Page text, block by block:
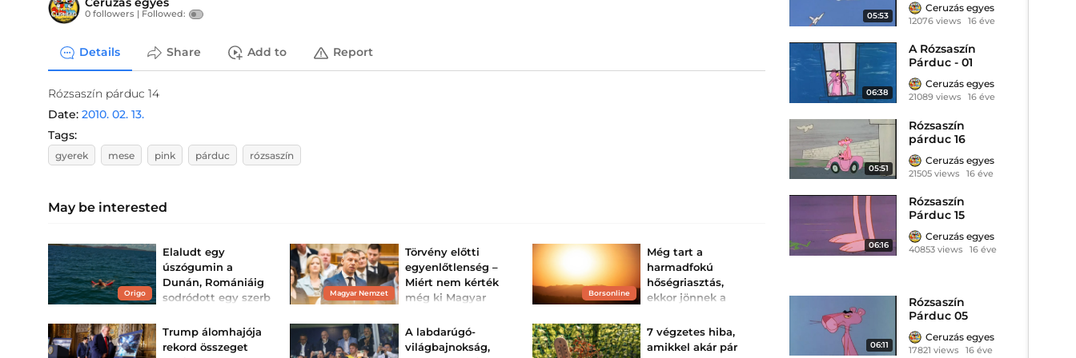
0 followers | Followed:
Details Share Add to Report
Rózsaszín párduc 14
Date: 2010. 02. 13.
Tags:
gyerek mese pink párduc rózsaszín
May be interested
Origo
Elaludt egy
úszógumin a
Dunán, Romániáig
sodródott egy szerb
Egy ártatlannak tűnő
szunyókálásból
mentőakció lett.
Magyar Nemzet
Törvény előtti
egyenlőtlenség –
Miért nem kérték
még ki Magyar
jogát?
A miniszterelnök
telefonlopási ügyében
Borsonline
Még tart a
harmadfokú
hőségriasztás,
ekkor jönnek a
Az egész országban
harmadfokú hőségriasztás
van, de záporok, zivatarok
Trump álomhajója
rekord összeget
A labdarúgó-
világbajnokság,
7 végzetes hiba,
amikkel akár pár
05:53
Ceruzás egyes
12076 views 16 éve
06:38
A Rózsaszín
Párduc - 01
Ceruzás egyes
21089 views 16 éve
05:51
Rózsaszín
párduc 16
Ceruzás egyes
21505 views 16 éve
06:16
Rózsaszín
Párduc 15
Ceruzás egyes
40853 views 16 éve
06:11
Rózsaszín
Párduc 05
Ceruzás egyes
17821 views 16 éve